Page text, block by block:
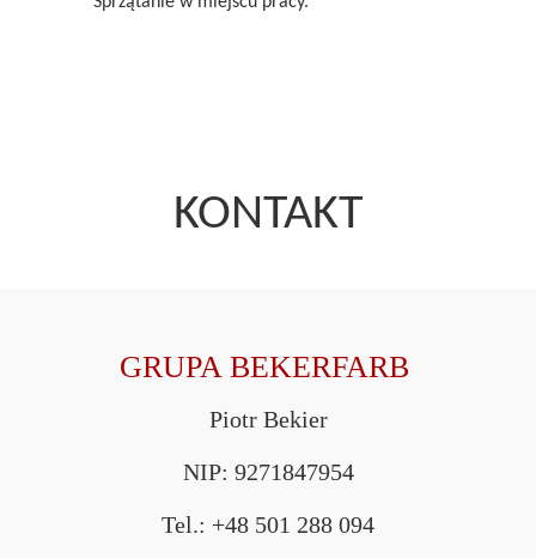
KONTAKT
GRUPA BEKERFARB
Piotr Bekier
NIP: 9271847954
Tel.: +48 501 288 094